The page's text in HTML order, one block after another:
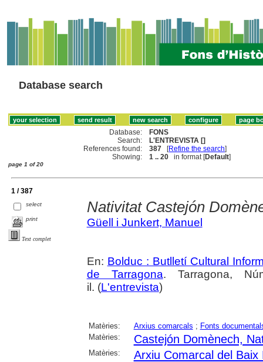
Database search
Database:
FONS
Search:
L'ENTREVISTA []
References found:
387 [Refine the search]
Showing:
1 .. 20 in format [Default]
page 1 of 20
1 / 387
select
print
Text complet
Nativitat Castejón
Güell i Junkert, Manuel
En: Bolduc : Butlletí Cultural
de Tarragona. Tarragona,
il. (L'entrevista)
Matèries: Arxius comarcals ; Fonts
Matèries:
Castejón Domènech,
Matèries: Arxiu Comarcal del Baix